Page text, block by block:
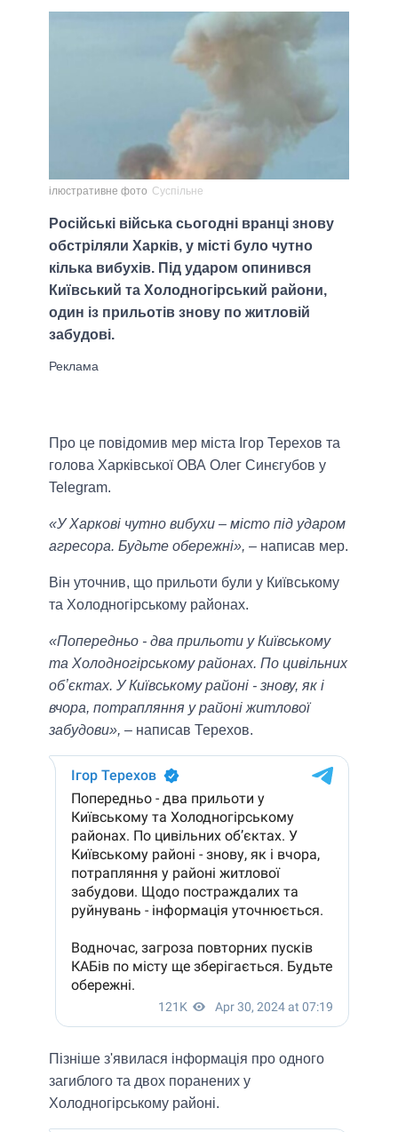
ілюстративне фото Суспільне
Російські війська сьогодні вранці знову
обстріляли Харків, у місті було чутно
кілька вибухів. Під ударом опинився
Київський та Холодногірський райони,
один із прильотів знову по житловій
забудові.
Про це повідомив мер міста Ігор Терехов та
голова Харківської ОВА Олег Синєгубов у
Telegram.
«У Харкові чутно вибухи – місто під ударом
агресора. Будьте обережні», – написав мер.
Він уточнив, що прильоти були у Київському
та Холодногірському районах.
«Попередньо - два прильоти у Київському
та Холодногірському районах. По цивільних
обʼєктах. У Київському районі - знову, як і
вчора, потрапляння у районі житлової
забудови», – написав Терехов.
Пізніше з'явилася інформація про одного
загиблого та двох поранених у
Холодногірському районі.